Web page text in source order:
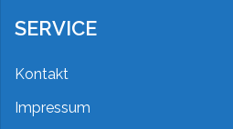
SERVICE
Kontakt
Impressum